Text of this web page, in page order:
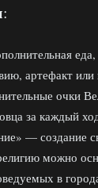
:
еда,
артефакт или
очки
за каждый
— создание
можно
в